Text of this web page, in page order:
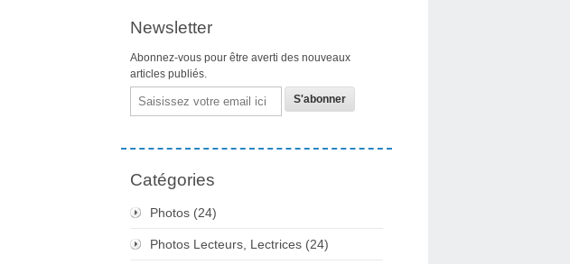
Newsletter
Abonnez-vous pour être averti des nouveaux
articles publiés.
Email
Catégories
Photos (24)
Photos Lecteurs, Lectrices (24)